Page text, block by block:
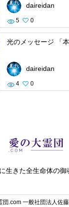
daireidan
5 0
光の
daireidan
4 0
生きた全生命体の御
団.com 一般社団法人佐